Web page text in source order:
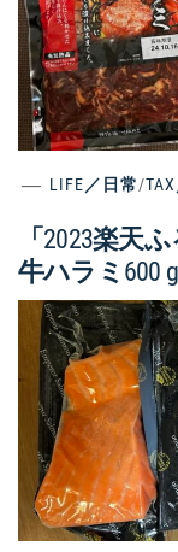
LIFE／日常/
「2023楽天
牛ハラミ600